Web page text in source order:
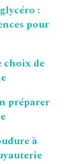
:
pour
choix de
préparer
à